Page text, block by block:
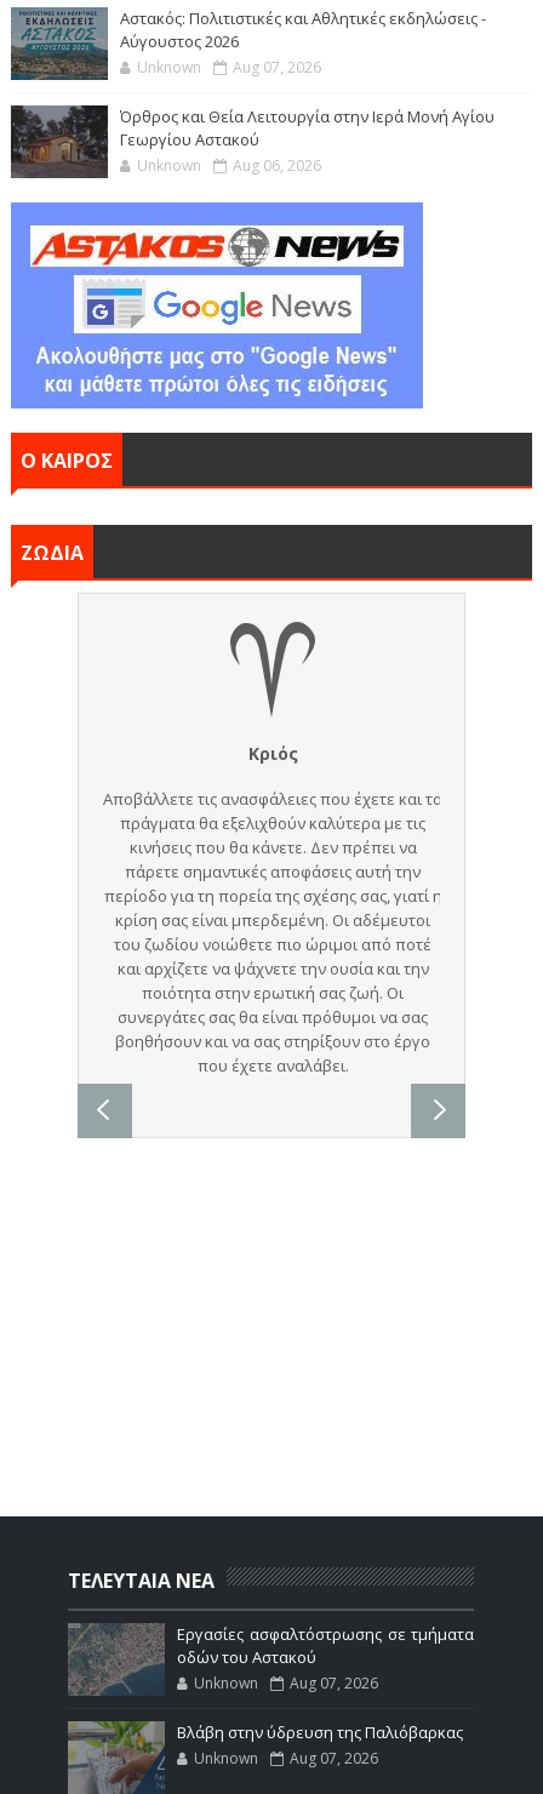
Αστακός: Πολιτιστικές και Αθλητικές εκδηλώσεις -
Αύγουστος 2026
Unknown Aug 07, 2026
Όρθρος και Θεία Λειτουργία στην Ιερά Μονή Αγίου
Γεωργίου Αστακού
Unknown Aug 06, 2026
Ο ΚΑΙΡΟΣ
ΖΩΔΙΑ
ΤΕΛΕΥΤΑΙΑ ΝΕΑ
Εργασίες ασφαλτόστρωσης σε τμήματα
οδών του Αστακού
Unknown Aug 07, 2026
Βλάβη στην ύδρευση της Παλιόβαρκας
Unknown Aug 07, 2026